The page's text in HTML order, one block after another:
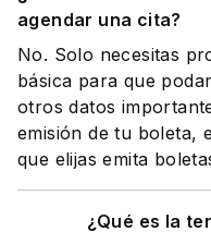
agendar una cita?
No. Solo necesitas
básica para que
otros datos
emisión de tu boleta,
que elijas emita
¿Qué es la